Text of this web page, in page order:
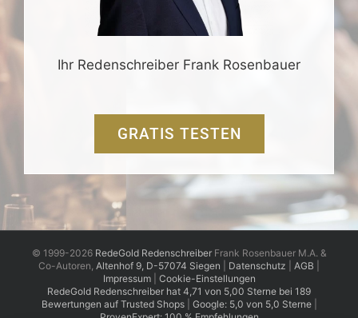
Ihr Redenschreiber Frank Rosenbauer
GRATIS TESTEN
© 1999-2026 RedeGold RedenschreiberFrank Rosenbauer M.A. &
Co-Autoren, Altenhof 9, D-57074 Siegen Datenschutz AGB
Impressum| Cookie-Einstellungen
RedeGold Redenschreiber hat 4,71 von 5,00 Sterne bei 189
Bewertungen auf Trusted Shops| Google: 5,0 von 5,0 Sterne|